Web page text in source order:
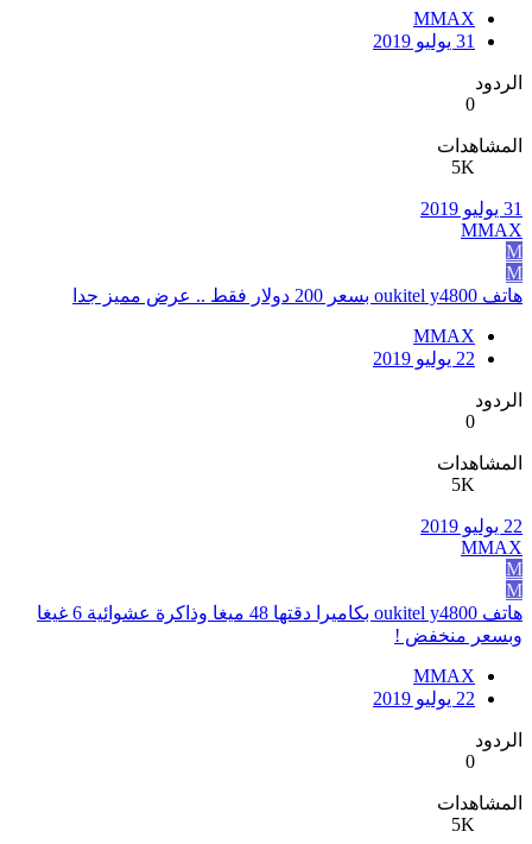
MMAX
31 يوليو 2019
الردود
0
المشاهدات
5K
31 يوليو 2019
MMAX
M
M
هاتف oukitel y4800 بسعر 200 دولار فقط .. عرض مميز جدا
MMAX
22 يوليو 2019
الردود
0
المشاهدات
5K
22 يوليو 2019
MMAX
M
M
هاتف oukitel y4800 بكاميرا دقتها 48 ميغا وذاكرة عشوائية 6 غيغا
وبسعر منخفض !
MMAX
22 يوليو 2019
الردود
0
المشاهدات
5K